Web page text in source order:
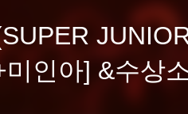
미인아] &수상